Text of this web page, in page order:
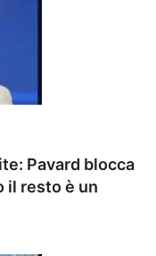
Pavard blocca
il resto è un